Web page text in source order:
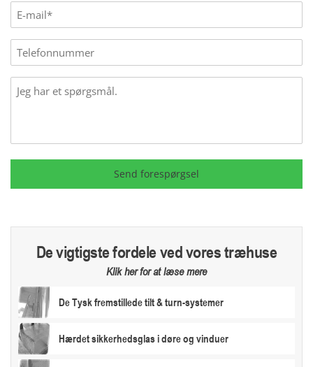
E-
mail(Påkrævet)
Phone
Message
Send forespørgsel
De vigtigste fordele ved vores træhuse
Klik her for at læse mere
De Tysk fremstillede tilt & turn-systemer
Hærdet sikkerhedsglas i døre og vinduer